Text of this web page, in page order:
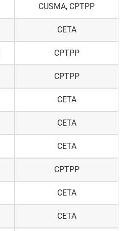
CUSMA, CPTPP
CETA
CPTPP
CPTPP
CETA
CETA
CETA
CPTPP
CETA
CETA